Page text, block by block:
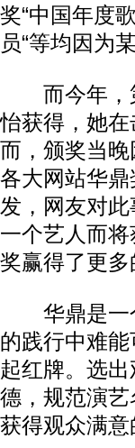
奖“中国年度
员“等均因为
而今年，第
怡获得，她
而，颁奖当
各大网站华
发，网友对
一个艺人而
奖赢得了更多
华鼎是一个
的践行中难
起红牌。选
德，规范演
获得观众满意